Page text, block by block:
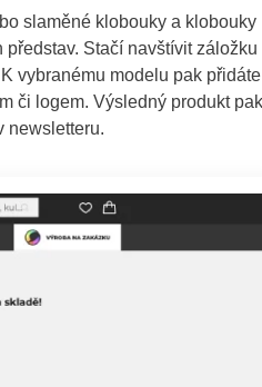
slaměné klobouky a klobouky
Stačí navštívit záložku
vybranému modelu pak přidáte
či logem. Výsledný produkt pak
newsletteru.